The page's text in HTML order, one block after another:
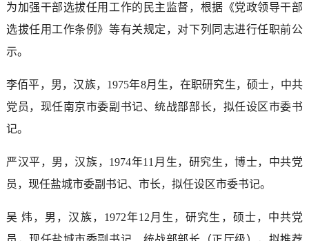
为加强干部选拔任用工作的民主监督，根据《党政领导干部
选拔任用工作条例》等有关规定，对下列同志进行任职前公
示。
李佰平，男，汉族，1975年8月生，在职研究生，硕士，中共
党员，现任南京市委副书记、统战部部长，拟任设区市委书
记。
严汉平，男，汉族，1974年11月生，研究生，博士，中共党
员，现任盐城市委副书记、市长，拟任设区市委书记。
吴 炜，男，汉族，1972年12月生，研究生，硕士，中共党